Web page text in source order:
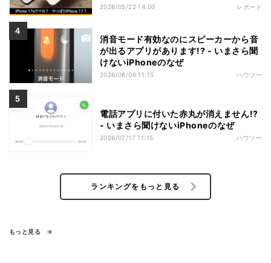
2026/05/22 14:00 レポート
消音モード有効なのにスピーカーから音
が出るアプリがあります!? - いまさら聞
けないiPhoneのなぜ
2026/08/06 11:15 ハウツー
電話アプリに付いた赤丸が消えません!?
- いまさら聞けないiPhoneのなぜ
2026/07/17 11:15 ハウツー
ランキングをもっと見る
もっと見る